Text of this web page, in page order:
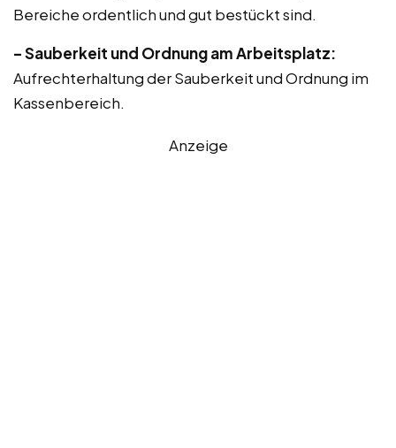
Bereiche ordentlich und gut bestückt sind.
– Sauberkeit und Ordnung am Arbeitsplatz:
Aufrechterhaltung der Sauberkeit und Ordnung im
Kassenbereich.
Anzeige